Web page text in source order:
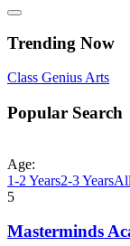
Trending Now
Class Genius Arts
Popular Search
Age:
1-2 Years2-3 YearsAll
5
Masterminds